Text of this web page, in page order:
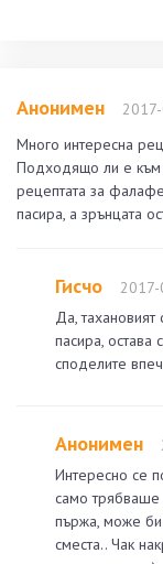
Анонимен
Много интересна
Подходящо ли е към
рецептата за
пасира, а зрънцата
Гисчо
Да,
пасира,
споделите
Анонимен
Интересно се
само трябваше
пържа, може
сместа.. Чак